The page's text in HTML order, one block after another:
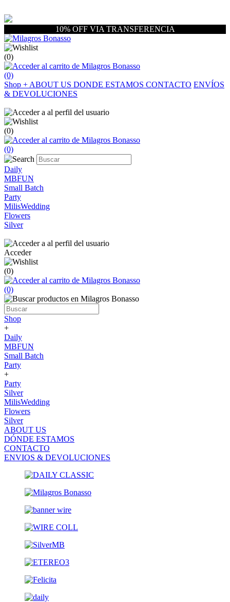
10% OFF VIA TRANSFERENCIA
(0)
(0)
Shop + ABOUT US DONDE ESTAMOS CONTACTO ENVÍOS
& DEVOLUCIONES
(0)
(0)
Daily
MBFUN
Small Batch
Party
MilisWedding
Flowers
Silver
Acceder
(0)
(0)
Shop
+
Daily
MBFUN
Small Batch
Party
+
Party
Silver
MilisWedding
Flowers
Silver
ABOUT US
DÓNDE ESTAMOS
CONTACTO
ENVIOS & DEVOLUCIONES